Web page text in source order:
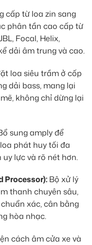
cấp từ loa zin sang
phân tần cao cấp từ
Focal, Helix,
dải âm trung và cao.
loa siêu trầm ở cốp
dải bass, mang lại
không chỉ dừng lại
sung amply để
phát huy tối đa
lực và rõ nét hơn.
Processor): Bộ xử lý
thanh chuyên sâu,
xác, cân bằng
hòa nhạc.
cách âm cửa xe và